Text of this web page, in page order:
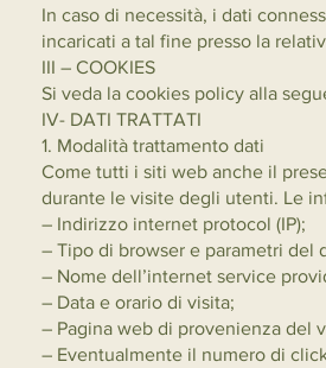
In caso di necessità, i dati
incaricati a tal fine presso la
III – COOKIES
Si veda la cookies policy alla
IV- DATI TRATTATI
1. Modalità trattamento dati
Come tutti i siti web anche il
durante le visite degli utenti. Le
– Indirizzo internet protocol (IP);
– Tipo di browser e parametri del
– Nome dell’internet service
– Data e orario di visita;
– Pagina web di provenienza del
– Eventualmente il numero di